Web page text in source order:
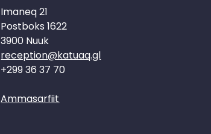
Imaneq 21
Postboks 1622
3900 Nuuk
reception@katuaq.gl
+299 36 37 70
Ammasarfiit